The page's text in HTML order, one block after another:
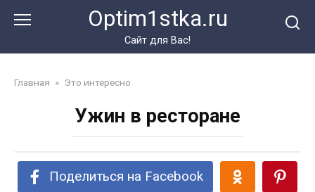
Optim1stka.ru
Сайт для Вас!
Главная » Это интересно
Ужин в pecтopaне
Поделиться на Facebook